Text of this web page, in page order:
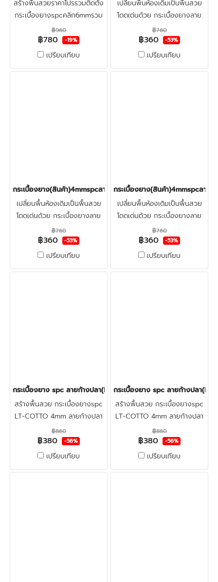
สร้างพื้นสวยราคาโปรรวมติดตั้ง
กระเบื้องยางspcคลิก6mmรวม
ปูลายก้างปลา+ฟรีตรวจพื้นก่อน
ติดตั้ง ปูทับพื้นกระเบื้องเดิมและ
พื้นปูนใหม่
฿960
฿780 -19%
เปรียบเทียบ
เปลี่ยนพื้นห้องเดิมเป็นพื้นสวย
โดดเด่นด้วย กระเบื้องยางลาย
ก้างปลาspc4มิล ทำจากไวนิล
ผสมหิน สวยงามแข็งแรง ผิว
หน้าเคลือบชั้นกันรอย ทน
฿760
฿360 -53%
เปรียบเทียบ
กระเบื้องยาง(สินค้า)4mmspcลายก้างปลา(ฺ(ZF3206) ราคา360บาท
เปลี่ยนพื้นห้องเดิมเป็นพื้นสวย
โดดเด่นด้วย กระเบื้องยางลาย
ก้างปลาspc4มิล ทำจากไวนิล
ผสมหิน สวยงามแข็งแรง ผิว
หน้าเคลือบชั้นกันรอย ทน
฿760
฿360 -53%
เปรียบเทียบ
กระเบื้องยาง(สินค้า)4mmspcลาย
เปลี่ยนพื้นห้องเดิมเป็นพื้นสวย
โดดเด่นด้วย กระเบื้องยางลาย
ก้างปลาspc4มิล ทำจากไวนิล
ผสมหิน สวยงามแข็งแรง ผิว
หน้าเคลือบชั้นกันรอย ทน
฿760
฿360 -53%
เปรียบเทียบ
กระเบื้องยาง spc ลายก้างปลา(LT COTTO-Logan) 380฿(สินค้า)
สร้างพื้นสวย กระเบื้องยางspc
LT-COTTO 4mm ลายก้างปลา
สวยงามโดดเด่น-แข็งแรง กัน
น้ำ&กันปลวก พื้นspcลายก้าง
ปลาระบบคลิกล็อค ปูทับพื้นเดิม-
฿860
฿380 -56%
เปรียบเทียบ
กระเบื้องยาง spc ลายก้างปลา
สร้างพื้นสวย กระเบื้องยางspc
LT-COTTO 4mm ลายก้างปลา
สวยงามโดดเด่น-แข็งแรง กัน
น้ำ&กันปลวก พื้นspcลายก้าง
ปลาระบบคลิกล็อค ปูทับพื้นเดิม-
฿860
฿380 -56%
เปรียบเทียบ